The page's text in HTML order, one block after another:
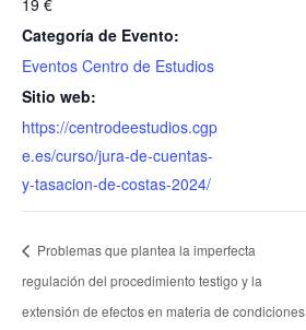
19 €
Categoría de Evento:
Eventos Centro de Estudios
Sitio web:
https://centrodeestudios.cgp
e.es/curso/jura-de-cuentas-
y-tasacion-de-costas-2024/
Problemas que plantea la imperfecta
regulación del procedimiento testigo y la
extensión de efectos en materia de condiciones